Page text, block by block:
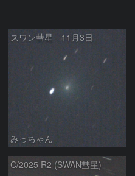
スワン彗星 11月3日
みっちゃん
C/2025 R2 (SWAN彗星)